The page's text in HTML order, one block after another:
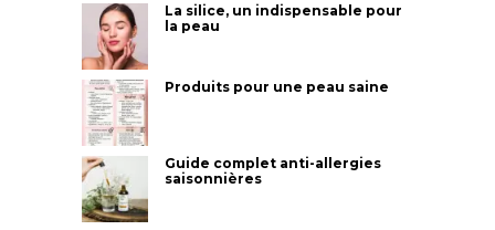
La silice, un indispensable pour
la peau
Produits pour une peau saine
Guide complet anti-allergies
saisonnières